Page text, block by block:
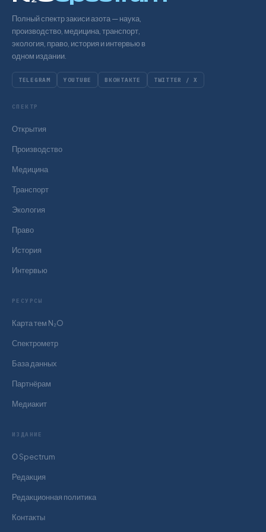
Полный спектр закиси азота — наука,
производство, медицина, транспорт,
экология, право, история и интервью в
одном издании.
TELEGRAM YOUTUBE ВКОНТАКТЕ TWITTER / X
СПЕКТР
Открытия
Производство
Медицина
Транспорт
Экология
Право
История
Интервью
РЕСУРСЫ
Карта тем N₂O
Спектрометр
База данных
Партнёрам
Медиакит
ИЗДАНИЕ
О Spectrum
Редакция
Редакционная политика
Контакты